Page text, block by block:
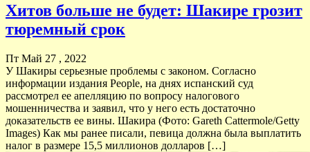
Хитов больше не будет: Шакире грозит
тюремный срок
Пт Май 27 , 2022
У Шакиры серьезные проблемы с законом. Согласно
информации издания People, на днях испанский суд
рассмотрел ее апелляцию по вопросу налогового
мошенничества и заявил, что у него есть достаточно
доказательств ее вины. Шакира (Фото: Gareth Cattermole/Getty
Images) Как мы ранее писали, певица должна была выплатить
налог в размере 15,5 миллионов долларов […]